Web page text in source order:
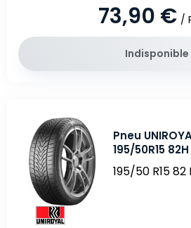
73,90 € /
Indisponible
Pneu
195/50R15 82H
195/50 R15 82